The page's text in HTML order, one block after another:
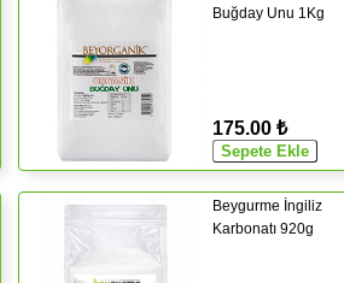
Buğday Unu 1Kg
175.00 ₺
Beygurme İngiliz
Karbonatı 920g